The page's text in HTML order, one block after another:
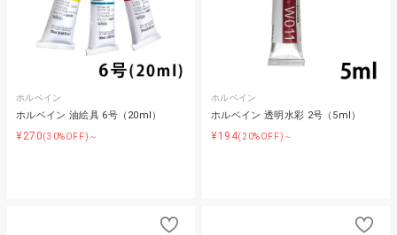
ホルベイン
ホルベイン 油絵具 6号（20ml）
¥270(30%OFF)～
ホルベイン
ホルベイン 透明水彩 2号（5ml）
¥194(20%OFF)～